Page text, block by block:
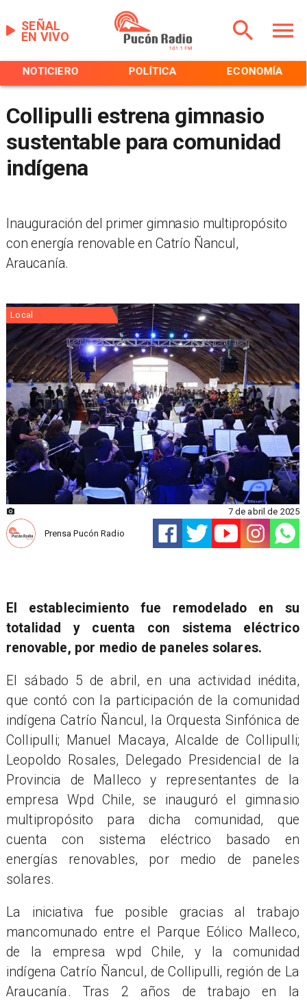
EN VIVO
SEÑAL
NOTICIERO POLÍTICA ECONOMÍA
Collipulli estrena gimnasio
sustentable para comunidad
indígena
Inauguración del primer gimnasio multipropósito
con energía renovable en Catrío Ñancul,
Araucanía.
Local
Prensa Pucón Radio
7 de abril de 2025
El establecimiento fue remodelado en su
totalidad y cuenta con sistema eléctrico
renovable, por medio de paneles solares.
El sábado 5 de abril, en una actividad inédita,
que contó con la participación de la comunidad
indígena Catrío Ñancul, la Orquesta Sinfónica de
Collipulli; Manuel Macaya, Alcalde de Collipulli;
Leopoldo Rosales, Delegado Presidencial de la
Provincia de Malleco y representantes de la
empresa Wpd Chile, se inauguró el gimnasio
multipropósito para dicha comunidad, que
cuenta con sistema eléctrico basado en
energías renovables, por medio de paneles
solares.
La iniciativa fue posible gracias al trabajo
mancomunado entre el Parque Eólico Malleco,
de la empresa wpd Chile, y la comunidad
indígena Catrío Ñancul, de Collipulli, región de La
Araucanía. Tras 2 años de trabajo en la